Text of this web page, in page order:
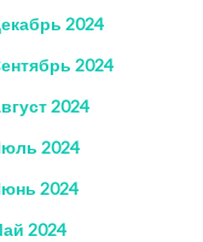
2024
2024
2024
2024
2024
2024